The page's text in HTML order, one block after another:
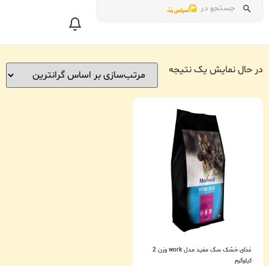
جستجو در
در حال نمایش یک نتیجه
غذای خشک سگ مفید مدل work وزن 2
کیلوگرم